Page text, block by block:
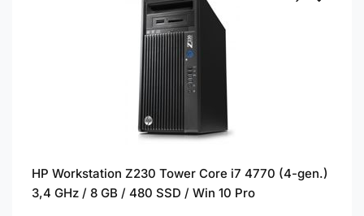
HP Workstation Z230 Tower Core i7 4770 (4-gen.)
3,4 GHz / 8 GB / 480 SSD / Win 10 Pro